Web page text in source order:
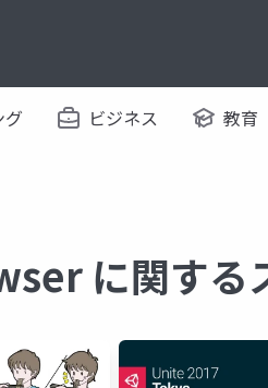
グ ビジネス 教育
に関する